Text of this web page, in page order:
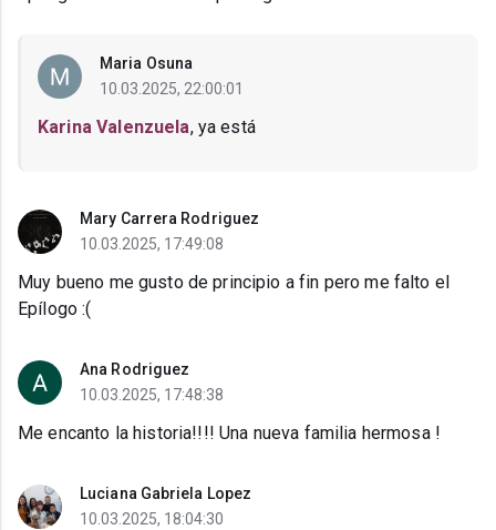
Maria Osuna
10.03.2025, 22:00:01
Karina Valenzuela, ya está
Mary Carrera Rodriguez
10.03.2025, 17:49:08
Muy bueno me gusto de principio a fin pero me falto el
Epílogo :(
Ana Rodriguez
10.03.2025, 17:48:38
Me encanto la historia!!!! Una nueva familia hermosa !
Luciana Gabriela Lopez
10.03.2025, 18:04:30